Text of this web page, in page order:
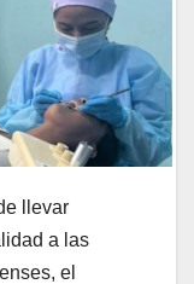
llevar
a las
el